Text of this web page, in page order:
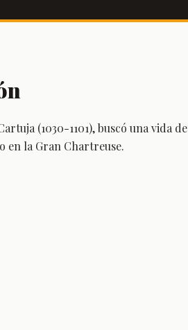
(1030-1101), buscó una vida de
en la Gran Chartreuse.